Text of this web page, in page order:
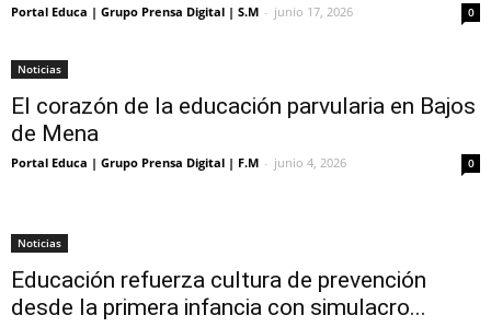
Portal Educa | Grupo Prensa Digital | S.M - junio 17, 2026 0
Noticias
El corazón de la educación parvularia en Bajos
de Mena
Portal Educa | Grupo Prensa Digital | F.M - junio 4, 2026 0
Noticias
Educación refuerza cultura de prevención
desde la primera infancia con simulacro...